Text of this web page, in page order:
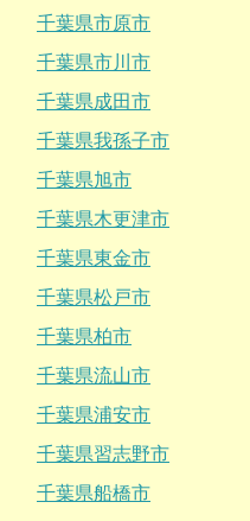
千葉県市原市
千葉県市川市
千葉県成田市
千葉県我孫子市
千葉県旭市
千葉県木更津市
千葉県東金市
千葉県松戸市
千葉県柏市
千葉県流山市
千葉県浦安市
千葉県習志野市
千葉県船橋市